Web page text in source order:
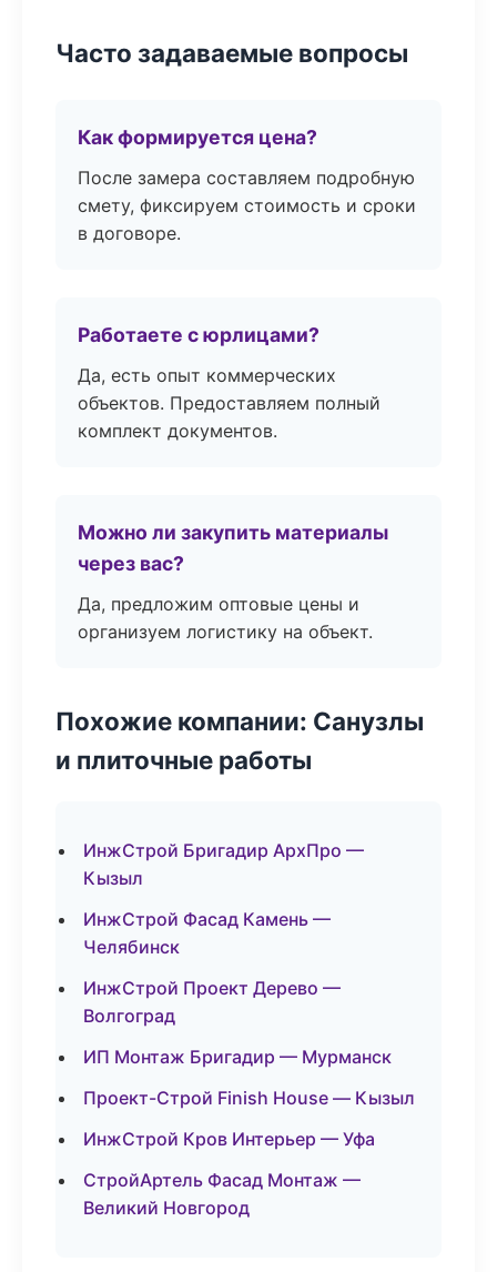
Часто задаваемые вопросы
Как формируется цена?
После замера составляем подробную
смету, фиксируем стоимость и сроки
в договоре.
Работаете с юрлицами?
Да, есть опыт коммерческих
объектов. Предоставляем полный
комплект документов.
Можно ли закупить материалы
через вас?
Да, предложим оптовые цены и
организуем логистику на объект.
Похожие компании: Санузлы
и плиточные работы
ИнжСтрой Бригадир АрхПро —
Кызыл
ИнжСтрой Фасад Камень —
Челябинск
ИнжСтрой Проект Дерево —
Волгоград
ИП Монтаж Бригадир — Мурманск
Проект-Строй Finish House — Кызыл
ИнжСтрой Кров Интерьер — Уфа
СтройАртель Фасад Монтаж —
Великий Новгород